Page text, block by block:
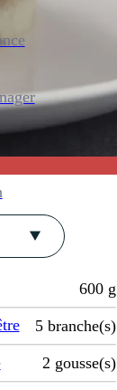
600 g
5 branche(s)
2 gousse(s)